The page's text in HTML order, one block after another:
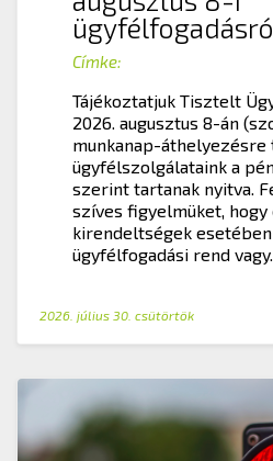
Címke:
Tájékoztatjuk Tisztelt
2026. augusztus 8-án
munkanap-
ügyfélszolgálataink a
szerint tartanak nyitva.
szíves figyelmüket, hogy
kirendeltségek
ügyfélfogadási rend
2026. július 30. csütörtök